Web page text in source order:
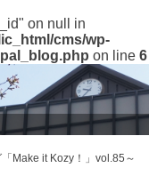
on null in
cms/wp-
on line 6
Make it Kozy！」vol.85～